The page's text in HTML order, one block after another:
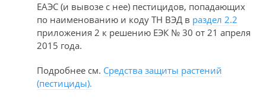
ЕАЭС (и вывозе с нее) пестицидов, попадающих
по наименованию и коду ТН ВЭД в раздел 2.2
приложения 2 к решению ЕЭК № 30 от 21 апреля
2015 года.
Подробнее см. Средства защиты растений
(пестициды).